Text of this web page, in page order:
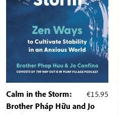
€15.95
Calm in the Storm:
Brother Pháp Hữu and Jo